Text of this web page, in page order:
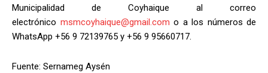
Municipalidad de Coyhaique al correo
electrónico msmcoyhaique@gmail.com o a los números de
WhatsApp +56 9 72139765 y +56 9 95660717.
Fuente: Sernameg Aysén